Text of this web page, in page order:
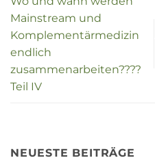
Mainstream und
Komplementärmedizin
endlich
zusammenarbeiten????
Teil IV
NEUESTE BEITRÄGE